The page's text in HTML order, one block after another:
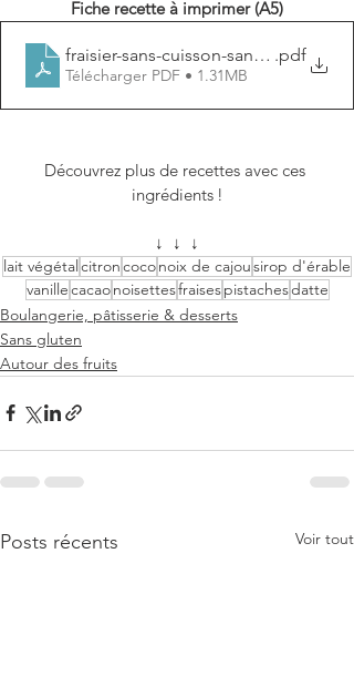
Fiche recette à imprimer (A5)
fraisier-sans-cuisson-sans-gluten
.pdf
Télécharger PDF • 1.31MB
Découvrez plus de recettes avec ces
ingrédients !
↓  ↓  ↓
lait végétalcitroncoconoix de cajousirop d'érable
vanillecacaonoisettesfraisespistachesdatte
Boulangerie, pâtisserie & desserts
Sans gluten
Autour des fruits
Posts récents Voir tout